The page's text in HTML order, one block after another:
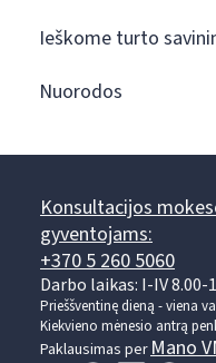
Ieškome turto
Nuorodos
Konsultacijos
gyventojams:
+370 5 260 5060
Darbo laikas: I-IV 8.00-
Prieššventinę dieną - viena
Kiekvieno mėnesio antrą
Paklausimas perMano